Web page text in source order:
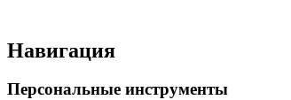
Навигация
Персональные инструменты